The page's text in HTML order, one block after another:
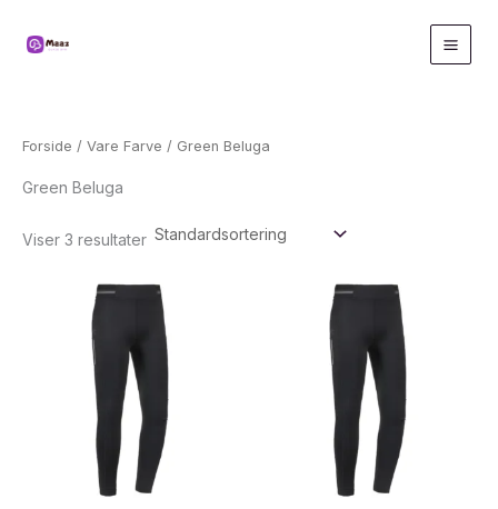
Forside / Vare Farve / Green Beluga
Green Beluga
Viser 3 resultater